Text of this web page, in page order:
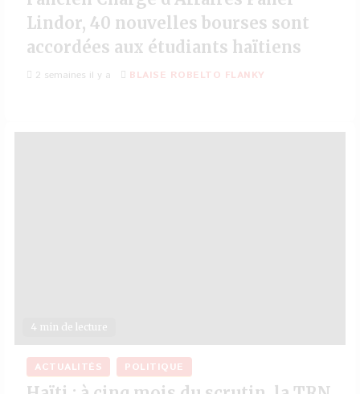
Lindor, 40 nouvelles bourses sont
accordées aux étudiants haïtiens
2 semaines il y a BLAISE ROBELTO FLANKY
4 min de lecture
ACTUALITÉS POLITIQUE